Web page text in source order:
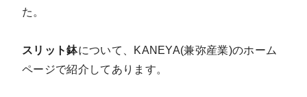
た。
スリット鉢について、KANEYA(兼弥産業)のホーム
ページで紹介してあります。